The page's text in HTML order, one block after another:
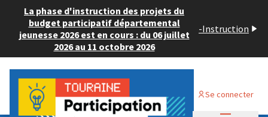
La phase d'instruction des projets du
budget participatif départemental
jeunesse 2026 est en cours : du 06 juillet
2026 au 11 octobre 2026
-Instruction
Se connecter